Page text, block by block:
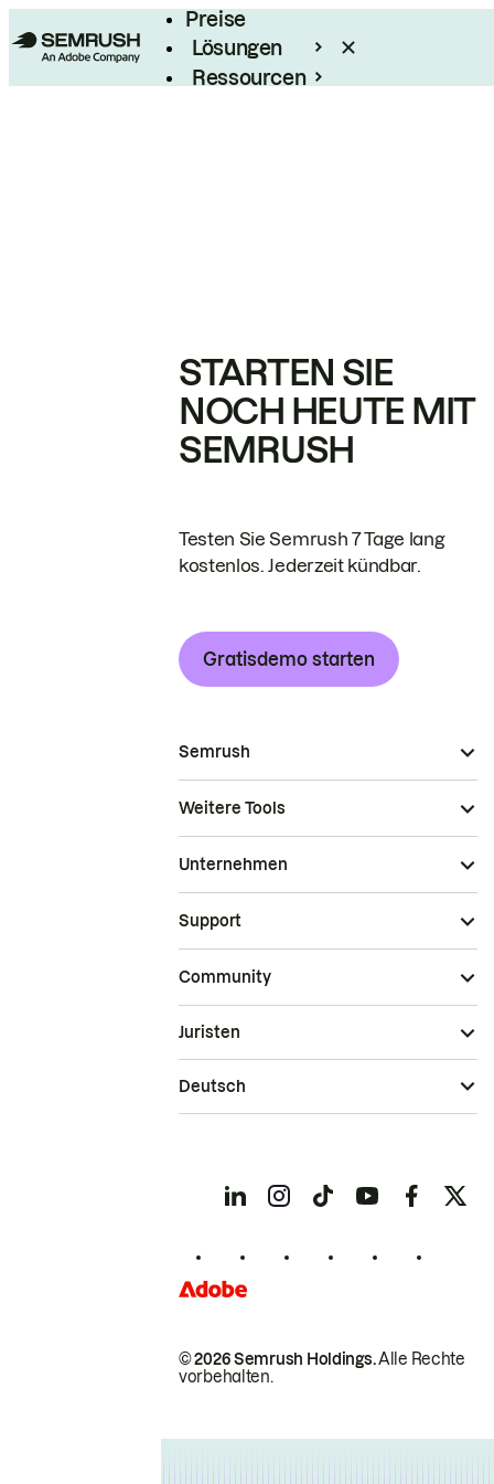
Preise
Lösungen
Ressourcen
STARTEN SIE
NOCH HEUTE MIT
SEMRUSH
Testen Sie Semrush 7 Tage lang
kostenlos. Jederzeit kündbar.
Gratisdemo starten
Semrush
Weitere Tools
Unternehmen
Support
Community
© 2026 Semrush Holdings.Alle Rechte
vorbehalten.
Juristen
Deutsch